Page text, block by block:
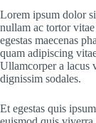
Lorem ipsum dolor
nullam ac tortor
egestas maecenas
quam adipiscing
Ullamcorper a lacus
dignissim sodales.
Et egestas quis